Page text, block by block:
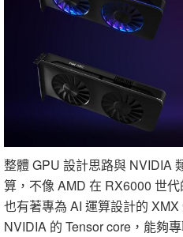
整體 GPU 設計思路與 NVIDIA
算，不像 AMD 在 RX6000 世
也有著專為 AI 運算設計的
NVIDIA 的 Tensor core，能夠